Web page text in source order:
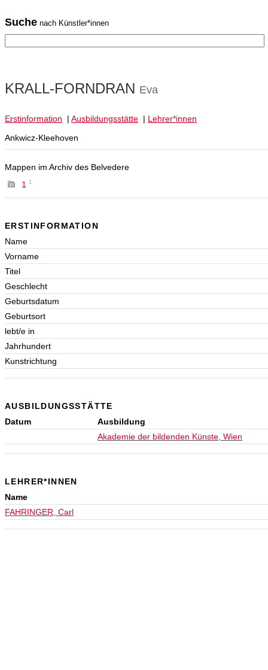
Suche nach Künstler*innen
KRALL-FORNDRAN Eva
Erstinformation | Ausbildungsstätte | Lehrer*innen
Ankwicz-Kleehoven
Mappen im Archiv des Belvedere
1
1
ERSTINFORMATION
Name
Vorname
Titel
Geschlecht
Geburtsdatum
Geburtsort
lebt/e in
Jahrhundert
Kunstrichtung
AUSBILDUNGSSTÄTTE
Datum
Ausbildung
Akademie der bildenden Künste, Wien
LEHRER*INNEN
Name
FAHRINGER, Carl